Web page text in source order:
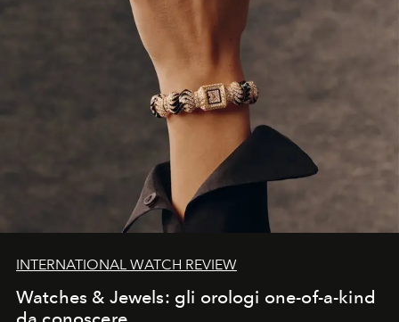
INTERNATIONAL WATCH REVIEW
Watches & Jewels: gli orologi one-of-a-kind